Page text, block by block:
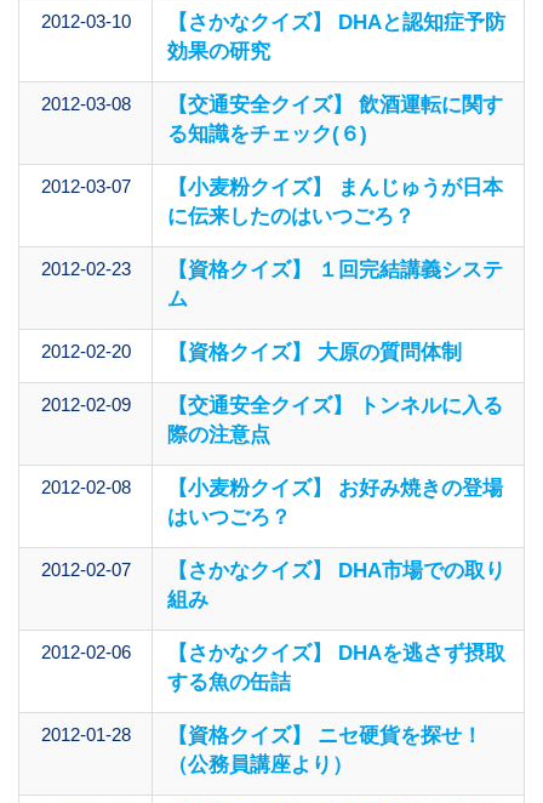
2012-03-10
【さかなクイズ】 DHAと認知症予防
効果の研究
2012-03-08
【交通安全クイズ】 飲酒運転に関す
る知識をチェック(６)
2012-03-07
【小麦粉クイズ】 まんじゅうが日本
に伝来したのはいつごろ？
2012-02-23
【資格クイズ】 １回完結講義システ
ム
2012-02-20 【資格クイズ】 大原の質問体制
2012-02-09
【交通安全クイズ】 トンネルに入る
際の注意点
2012-02-08
【小麦粉クイズ】 お好み焼きの登場
はいつごろ？
2012-02-07
【さかなクイズ】 DHA市場での取り
組み
2012-02-06
【さかなクイズ】 DHAを逃さず摂取
する魚の缶詰
2012-01-28
【資格クイズ】 ニセ硬貨を探せ！
（公務員講座より）